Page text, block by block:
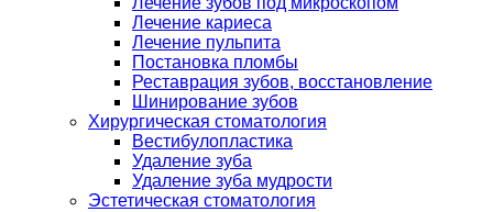
Лечение кариеса
Лечение пульпита
Постановка пломбы
Реставрация зубов, восстановление
Шинирование зубов
Хирургическая стоматология
Вестибулопластика
Удаление зуба
Удаление зуба мудрости
Эстетическая стоматология